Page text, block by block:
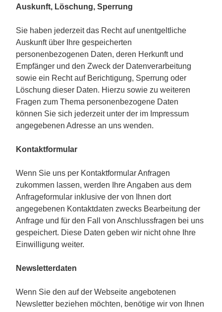
Auskunft, Löschung, Sperrung
Sie haben jederzeit das Recht auf unentgeltliche
Auskunft über Ihre gespeicherten
personenbezogenen Daten, deren Herkunft und
Empfänger und den Zweck der Datenverarbeitung
sowie ein Recht auf Berichtigung, Sperrung oder
Löschung dieser Daten. Hierzu sowie zu weiteren
Fragen zum Thema personenbezogene Daten
können Sie sich jederzeit unter der im Impressum
angegebenen Adresse an uns wenden.
Kontaktformular
Wenn Sie uns per Kontaktformular Anfragen
zukommen lassen, werden Ihre Angaben aus dem
Anfrageformular inklusive der von Ihnen dort
angegebenen Kontaktdaten zwecks Bearbeitung der
Anfrage und für den Fall von Anschlussfragen bei uns
gespeichert. Diese Daten geben wir nicht ohne Ihre
Einwilligung weiter.
Newsletterdaten
Wenn Sie den auf der Webseite angebotenen
Newsletter beziehen möchten, benötige wir von Ihnen